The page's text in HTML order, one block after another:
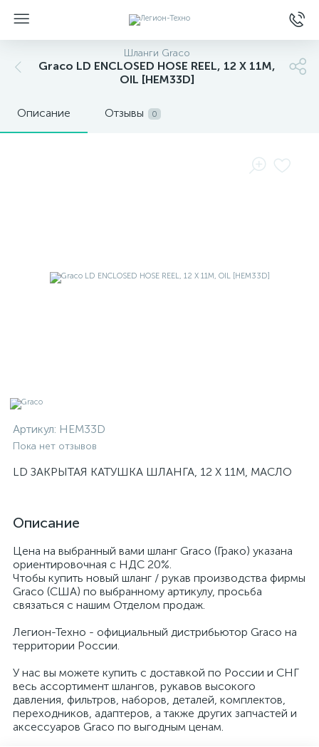
Шланги Graco
Graco LD ENCLOSED HOSE REEL, 12 X 11M,
OIL [HEM33D]
Описание Отзывы 0
Артикул: HEM33D
Пока нет отзывов
LD ЗАКРЫТАЯ КАТУШКА ШЛАНГА, 12 X 11M, МАСЛО
Описание
Цена на выбранный вами шланг Graco (Грако) указана
ориентировочная с НДС 20%.
Чтобы купить новый шланг / рукав производства фирмы
Graco (США) по выбранному артикулу, просьба
связаться с нашим Отделом продаж.
Легион-Техно - официальный дистрибьютор Graco на
территории России.
У нас вы можете купить с доставкой по России и СНГ
весь ассортимент шлангов, рукавов высокого
давления, фильтров, наборов, деталей, комплектов,
переходников, адаптеров, а также других запчастей и
аксессуаров Graco по выгодным ценам.